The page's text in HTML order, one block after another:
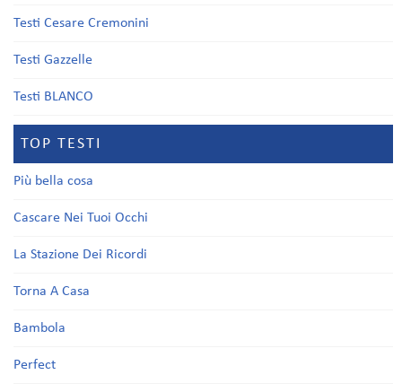
Testi Cesare Cremonini
Testi Gazzelle
Testi BLANCO
TOP TESTI
Più bella cosa
Cascare Nei Tuoi Occhi
La Stazione Dei Ricordi
Torna A Casa
Bambola
Perfect